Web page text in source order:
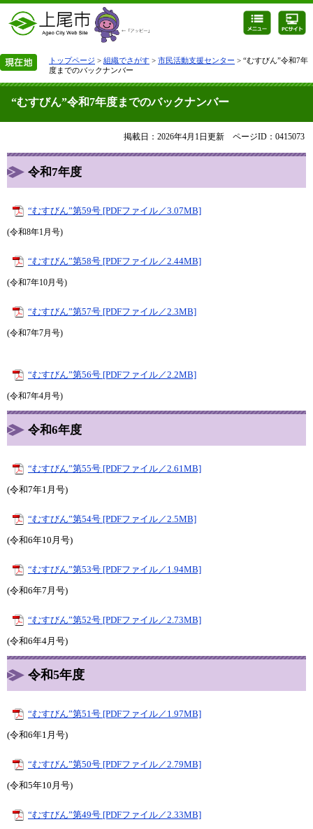
トップページ > 組織でさがす > 市民活動支援センター > “むすびん”令和7年
度までのバックナンバー
“むすびん”令和7年度までのバックナンバー
掲載日：2026年4月1日更新 ページID：0415073
令和7年度​​​
​“むすびん”第59号 [PDFファイル／3.07MB]
(令和8年1月号)​​​​​​​​​​​​​
​“むすびん”第58号 [PDFファイル／2.44MB]
(令和7年10月号)
​“むすびん”第57号 [PDFファイル／2.3MB]
​​​​​​​​​​​​​​​​​​​​​​​​​​(令和7年7月号)​​​​​​​​​​​​​
“むすびん”第56号 [PDFファイル／2.2MB]
​​​​​​​​​​​​​​​​​​​​​​​​​​(令和7年4月号)​​​​​​​​​​​​​
​令和6年度
“むすびん”第55号 [PDFファイル／2.61MB]
(令和7年1月号)​​​​​​​​​​​​​
“むすびん”第54号 [PDFファイル／2.5MB]
​(令和6年10月号)
“むすびん”第53号 [PDFファイル／1.94MB]
​​(令和6年7月号)
“むすびん”第52号 [PDFファイル／2.73MB]
(令和6年4月号)
​令和5年度
“むすびん”第51号 [PDFファイル／1.97MB]
(令和6年1月号)​​​
“むすびん”第50号 [PDFファイル／2.79MB]
(令和5年10月号)​​
“むすびん”第49号 [PDFファイル／2.33MB]